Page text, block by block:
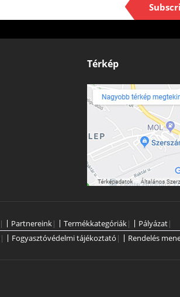
Térkép
| Partnereink| Termékkategóriák| Pályázat|
| Fogyasztóvédelmi tájékoztató | Rendelés